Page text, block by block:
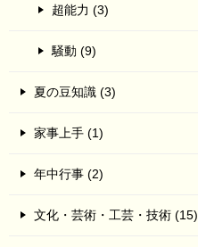
超能力 (3)
騒動 (9)
夏の豆知識 (3)
家事上手 (1)
年中行事 (2)
文化・芸術・工芸・技術 (15)